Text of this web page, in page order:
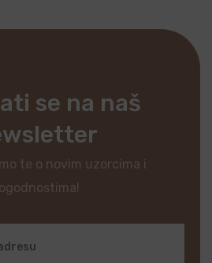
se na naš
te o novim uzorcima i